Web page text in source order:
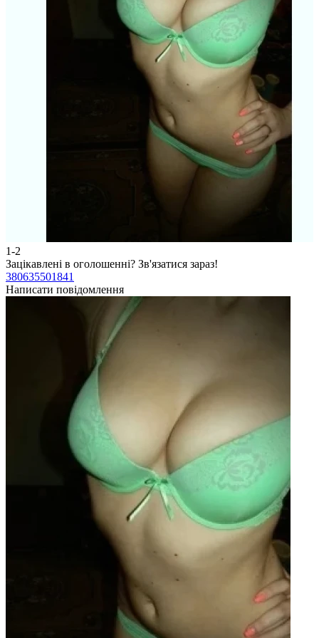
1-2
Зацікавлені в оголошенні? Зв'язатися зараз!
380635501841
Написати повідомлення